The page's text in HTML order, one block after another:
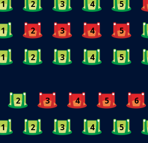
1 2 3 4 5
1 2 3 4 5
1 2 3 4 5
2 3 4 5 6
1 2 3 4 5